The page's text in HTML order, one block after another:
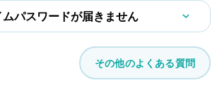
ムパスワードが届きません
その他のよくある質問